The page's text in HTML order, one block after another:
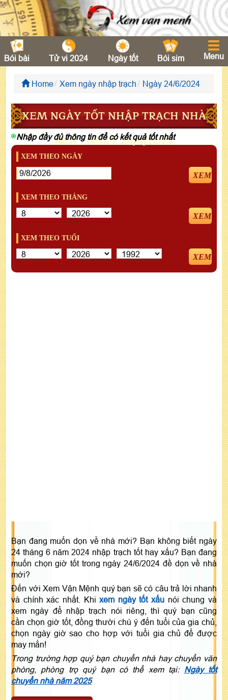
Bói bài Tử vi 2024 Ngày tốt Bói sim Menu
Home Xem ngày nhập trạch Ngày 24/6/2024
XEM NGÀY TỐT NHẬP TRẠCH NHÀ
MỚI - NGÀY 24/6/2024
Nhập đầy đủ thông tin để có kết quả tốt nhất
XEM THEO NGÀY
XEM
XEM THEO THÁNG
XEM
XEM THEO TUỔI
XEM
Bạn đang muốn dọn về nhà mới? Bạn không biết ngày
24 tháng 6 năm 2024 nhập trạch tốt hay xấu? Bạn đang
muốn chọn giờ tốt trong ngày 24/6/2024 đề dọn về nhà
mới?
Đến với Xem Vận Mệnh quý bạn sẽ có câu trả lời nhanh
và chính xác nhất. Khixem ngày tốt xấu nói chung và
xem ngày để nhập trạch nói riêng, thì quý bạn cũng
cần chọn giờ tốt, đồng thười chú ý đến tuổi của gia chủ,
chọn ngày giờ sao cho hợp với tuổi gia chủ để được
may mắn!
Trong trường hợp quý bạn chuyển nhà hay chuyển văn
phòng, phòng trọ quý bạn có thể xem tại: Ngày tốt
chuyển nhà năm 2025